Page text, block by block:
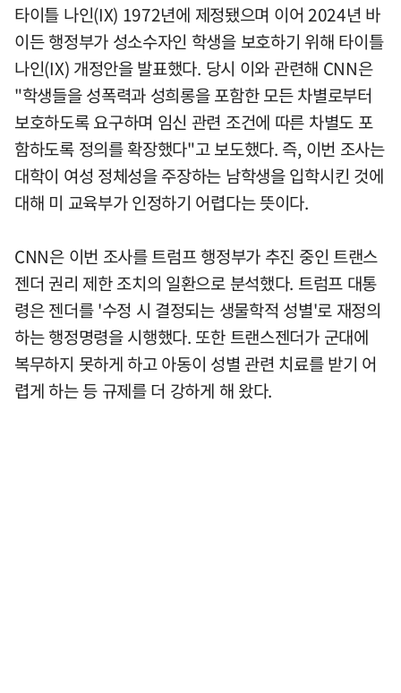
타이틀 나인(IX) 1972년에 제정됐으며 이어 2024년 바
이든 행정부가 성소수자인 학생을 보호하기 위해 타이틀
나인(IX) 개정안을 발표했다. 당시 이와 관련해 CNN은
"학생들을 성폭력과 성희롱을 포함한 모든 차별로부터
보호하도록 요구하며 임신 관련 조건에 따른 차별도 포
함하도록 정의를 확장했다"고 보도했다. 즉, 이번 조사는
대학이 여성 정체성을 주장하는 남학생을 입학시킨 것에
대해 미 교육부가 인정하기 어렵다는 뜻이다.
CNN은 이번 조사를 트럼프 행정부가 추진 중인 트랜스
젠더 권리 제한 조치의 일환으로 분석했다. 트럼프 대통
령은 젠더를 '수정 시 결정되는 생물학적 성별'로 재정의
하는 행정명령을 시행했다. 또한 트랜스젠더가 군대에
복무하지 못하게 하고 아동이 성별 관련 치료를 받기 어
렵게 하는 등 규제를 더 강하게 해 왔다.